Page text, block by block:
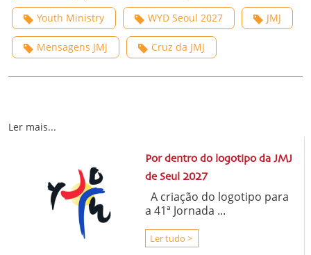
Youth Ministry WYD Seoul 2027 JMJ
Mensagens JMJ Cruz da JMJ
Ler mais...
Por dentro do logotipo da JMJ
de Seul 2027
A criação do logotipo para
a 41ª Jornada ...
Ler tudo >